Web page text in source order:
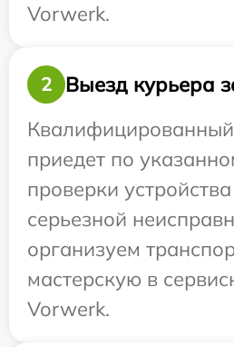
Vorwerk.
2
Выезд курьера
приедет по
проверки
серьезной
организуем
мастерскую в
Vorwerk.